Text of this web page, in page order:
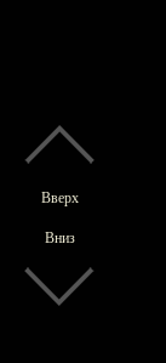
Вверх
Вниз